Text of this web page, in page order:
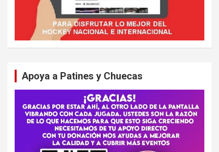
Apoya a Patines y Chuecas